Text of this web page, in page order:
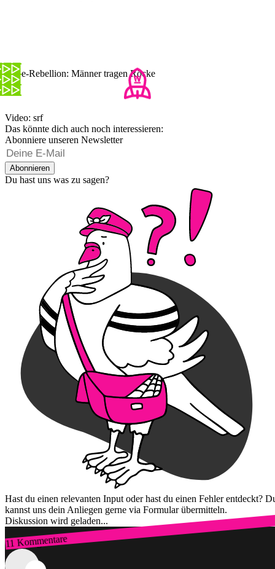
Hitze-Rebellion: Männer tragen Röcke
Video: srf
Das könnte dich auch noch interessieren:
Abonniere unseren Newsletter
Abonnieren
Du hast uns was zu sagen?
Hast du einen relevanten Input oder hast du einen Fehler entdeckt?
kannst uns dein Anliegen gerne via Formular übermitteln.
Diskussion wird geladen...
11 Kommentare
Zum Login